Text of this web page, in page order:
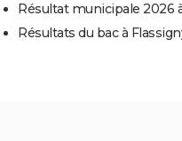
Résultat municipale 2026
Résultats du bac à